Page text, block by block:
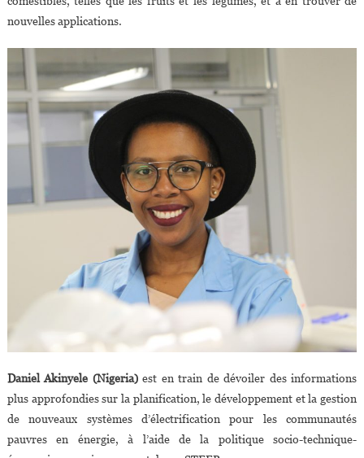
nouvelles applications.
Daniel Akinyele (Nigeria)est en train de dévoiler des informations
plus approfondies sur la planification, le développement et la gestion
de nouveaux systèmes d’électrification pour les communautés
pauvres en énergie, à l’aide de la politique socio-technique-